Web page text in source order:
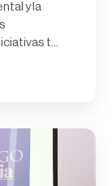
y la
t...